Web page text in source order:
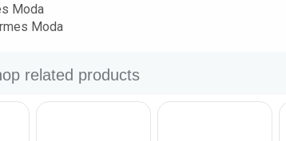
Moda
Moda